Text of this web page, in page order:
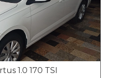
1.0 170 TSI